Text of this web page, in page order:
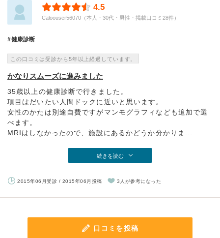
4.5
Caloouser56070（本人・30代・男性・掲載口コミ28件）
健康診断
この口コミは受診から5年以上経過しています。
かなりスムーズに進みました
35歳以上の健康診断で行きました。
項目はだいたい人間ドックに近いと思います。
女性のかたは別途自費ですがマンモグラフィなども追加で選
べます。
MRIはしなかったので、施設にあるかどうか分かりま...
続きを読む
2015年06月受診 / 2015年06月投稿 3人が参考になった
口コミを投稿